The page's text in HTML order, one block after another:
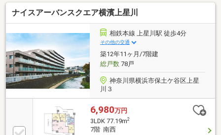
ナイスアーバンスクエア横濱上星川
相鉄本線 上星川駅 徒歩4分
その他の交通
築12年11ヶ月/7階建
総戸数78戸
神奈川県横浜市保土ケ谷区上星
川３
6,980万円
3LDK 77.19m2
7階 南西